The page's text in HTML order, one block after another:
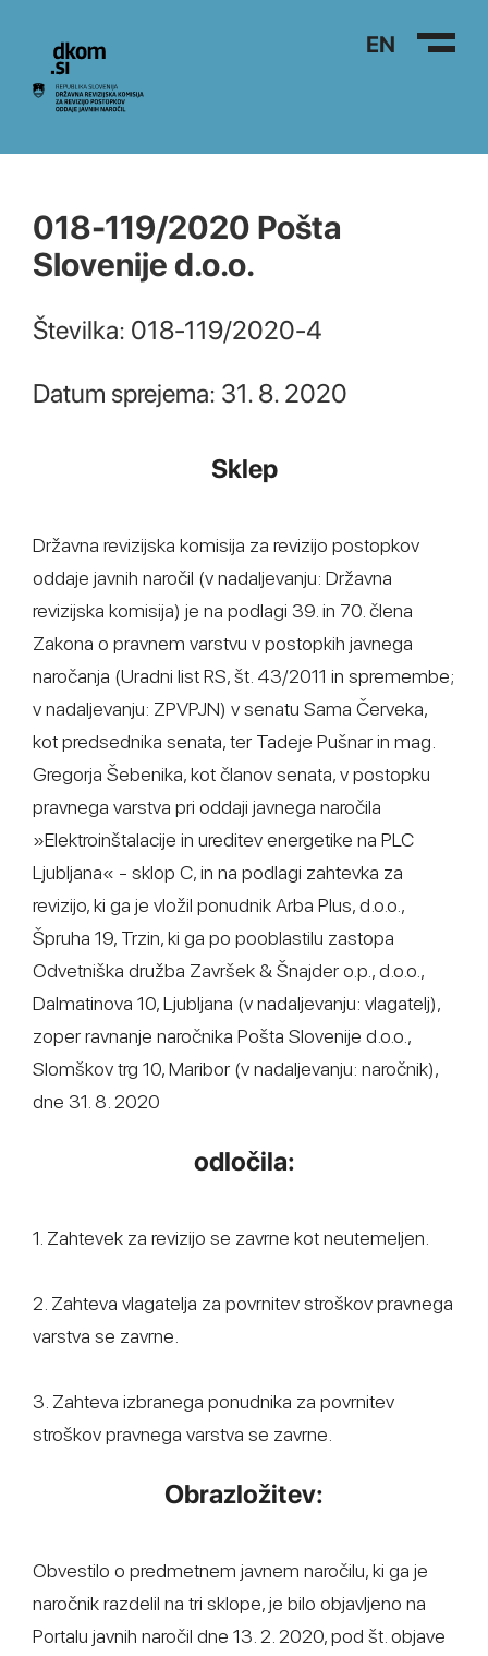
Na vsebino EN
018-119/2020 Pošta
Slovenije d.o.o.
Številka: 018-119/2020-4
Datum sprejema: 31. 8. 2020
Sklep
Državna revizijska komisija za revizijo postopkov
oddaje javnih naročil (v nadaljevanju: Državna
revizijska komisija) je na podlagi 39. in 70. člena
Zakona o pravnem varstvu v postopkih javnega
naročanja (Uradni list RS, št. 43/2011 in spremembe;
v nadaljevanju: ZPVPJN) v senatu Sama Červeka,
kot predsednika senata, ter Tadeje Pušnar in mag.
Gregorja Šebenika, kot članov senata, v postopku
pravnega varstva pri oddaji javnega naročila
»Elektroinštalacije in ureditev energetike na PLC
Ljubljana« - sklop C, in na podlagi zahtevka za
revizijo, ki ga je vložil ponudnik Arba Plus, d.o.o.,
Špruha 19, Trzin, ki ga po pooblastilu zastopa
Odvetniška družba Završek & Šnajder o.p., d.o.o.,
Dalmatinova 10, Ljubljana (v nadaljevanju: vlagatelj),
zoper ravnanje naročnika Pošta Slovenije d.o.o.,
Slomškov trg 10, Maribor (v nadaljevanju: naročnik),
dne 31. 8. 2020
odločila:
1. Zahtevek za revizijo se zavrne kot neutemeljen.
2. Zahteva vlagatelja za povrnitev stroškov pravnega
varstva se zavrne.
3. Zahteva izbranega ponudnika za povrnitev
stroškov pravnega varstva se zavrne.
Obrazložitev:
Obvestilo o predmetnem javnem naročilu, ki ga je
naročnik razdelil na tri sklope, je bilo objavljeno na
Portalu javnih naročil dne 13. 2. 2020, pod št. objave